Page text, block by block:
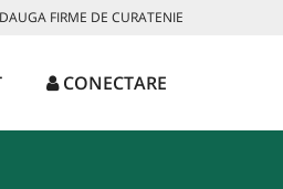
FIRME DE CURATENIE
CONECTARE